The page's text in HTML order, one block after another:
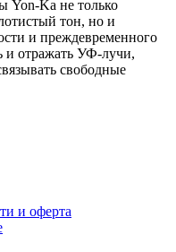
Yon-Ka не только
тон, но и
и преждевременного
и отражать УФ-лучи,
свободные
и оферта